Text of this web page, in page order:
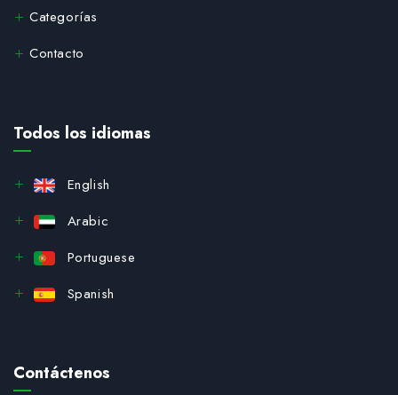
Categorías
Contacto
Todos los idiomas
English
Arabic
Portuguese
Spanish
Contáctenos